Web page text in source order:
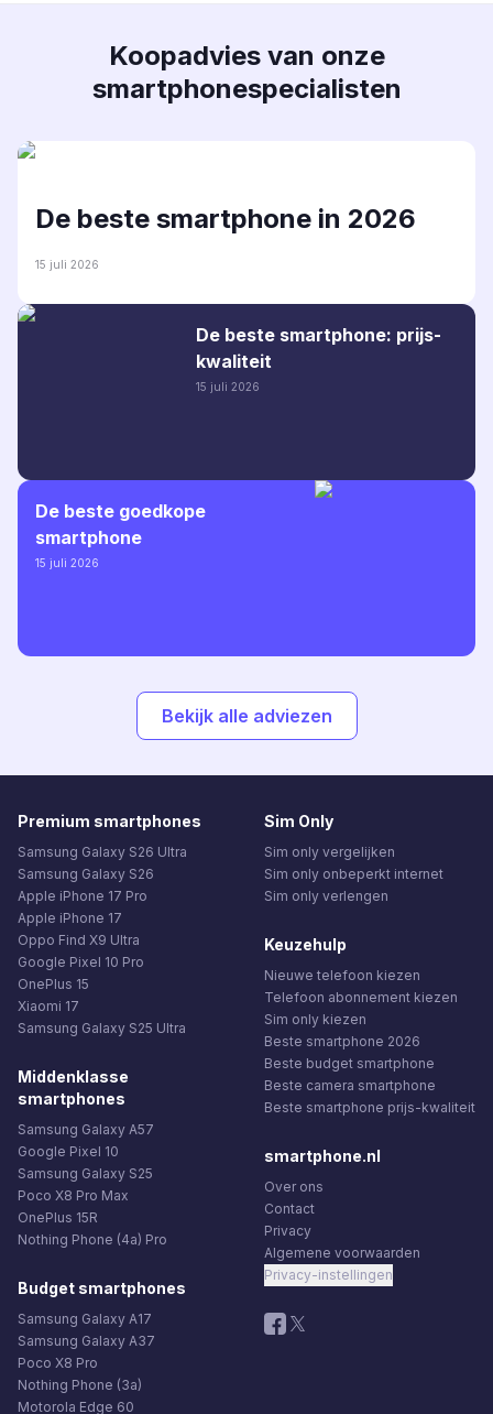
Koopadvies van onze
smartphonespecialisten
De beste smartphone in 2026
15 juli 2026
De beste smartphone: prijs-
kwaliteit
15 juli 2026
De beste goedkope
smartphone
15 juli 2026
Bekijk alle adviezen
Premium smartphones
Samsung Galaxy S26 Ultra
Samsung Galaxy S26
Apple iPhone 17 Pro
Apple iPhone 17
Oppo Find X9 Ultra
Google Pixel 10 Pro
OnePlus 15
Xiaomi 17
Samsung Galaxy S25 Ultra
Middenklasse
smartphones
Samsung Galaxy A57
Google Pixel 10
Samsung Galaxy S25
Poco X8 Pro Max
OnePlus 15R
Nothing Phone (4a) Pro
Budget smartphones
Samsung Galaxy A17
Samsung Galaxy A37
Poco X8 Pro
Nothing Phone (3a)
Motorola Edge 60
Sim Only
Sim only vergelijken
Sim only onbeperkt internet
Sim only verlengen
Keuzehulp
Nieuwe telefoon kiezen
Telefoon abonnement kiezen
Sim only kiezen
Beste smartphone 2026
Beste budget smartphone
Beste camera smartphone
Beste smartphone prijs-kwaliteit
smartphone.nl
Over ons
Contact
Privacy
Algemene voorwaarden
Privacy-instellingen